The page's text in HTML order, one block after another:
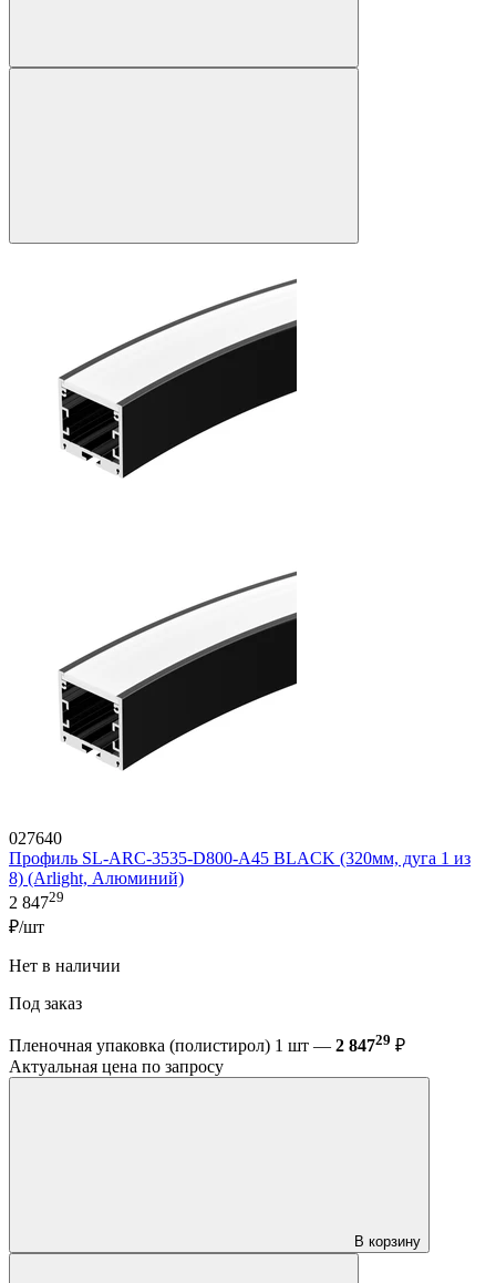
027640
Профиль SL-ARC-3535-D800-A45 BLACK (320мм, дуга 1 из
8) (Arlight, Алюминий)
2 84729
₽/шт
Нет в наличии
Под заказ
Пленочная упаковка (полистирол) 1 шт — 2 84729 ₽
Актуальная цена по запросу
В корзину